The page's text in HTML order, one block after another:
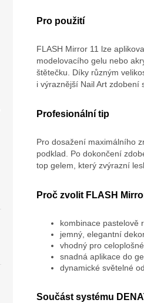
Pro použití
FLASH Mirror 11 lze
modelovacího gelu nebo
štětečku. Díky různým
i výraznější Nail Art zdobení
Profesionální tip
Pro dosažení maximálního
podklad. Po dokončení
top gelem, který zvýrazní
Proč zvolit FLASH
kombinace pastelově
jemný, elegantní
vhodný pro
snadná aplikace do
dynamické světelné
Součást systému